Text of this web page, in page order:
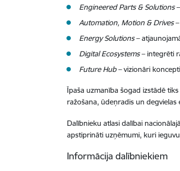
Engineered Parts & Solutions
Automation, Motion & Drives–
Energy Solutions–
Digital Ecosystems– integrēti
Future Hub– vizionāri
Īpaša uzmanība šogad izstādē
ražošana, ūdeņradis un
Dalībnieku atlasi dalībai
apstiprināti uzņēmumi, kuri
Informācija dalībniekiem